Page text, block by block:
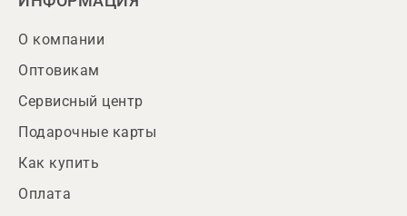
О компании
Оптовикам
Сервисный центр
Подарочные карты
Как купить
Оплата